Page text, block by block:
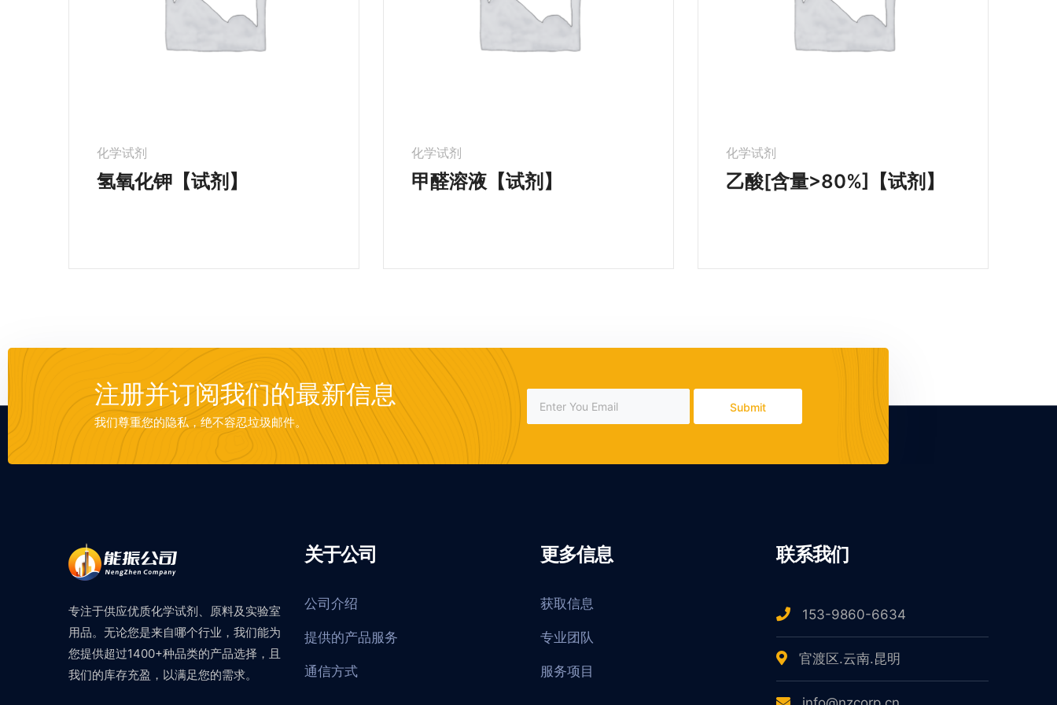
化学试剂
氢氧化钾【试剂】
化学试剂
甲醛溶液【试剂】
化学试剂
乙酸[含量>80%]【试剂】
注册并订阅我们的最新信息
我们尊重您的隐私，绝不容忍垃圾邮件。
Submit
专注于供应优质化学试剂、原料及实验室
用品。无论您是来自哪个行业，我们能为
您提供超过1400+种品类的产品选择，且
我们的库存充盈，以满足您的需求。
关于公司
公司介绍
提供的产品服务
通信方式
更多信息
获取信息
专业团队
服务项目
联系我们
153-9860-6634
官渡区.云南.昆明